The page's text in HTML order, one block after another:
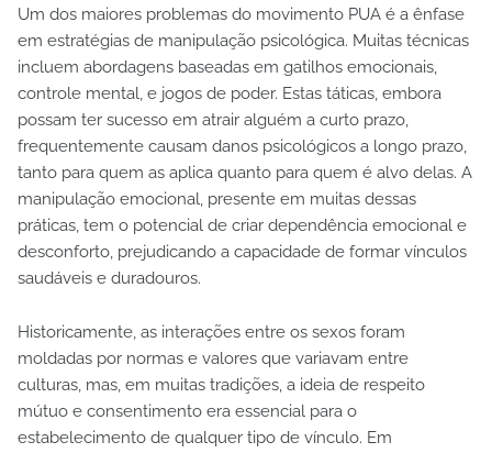
Um dos maiores problemas do movimento PUA é a ênfase
em estratégias de manipulação psicológica. Muitas técnicas
incluem abordagens baseadas em gatilhos emocionais,
controle mental, e jogos de poder. Estas táticas, embora
possam ter sucesso em atrair alguém a curto prazo,
frequentemente causam danos psicológicos a longo prazo,
tanto para quem as aplica quanto para quem é alvo delas. A
manipulação emocional, presente em muitas dessas
práticas, tem o potencial de criar dependência emocional e
desconforto, prejudicando a capacidade de formar vínculos
saudáveis e duradouros.
Historicamente, as interações entre os sexos foram
moldadas por normas e valores que variavam entre
culturas, mas, em muitas tradições, a ideia de respeito
mútuo e consentimento era essencial para o
estabelecimento de qualquer tipo de vínculo. Em